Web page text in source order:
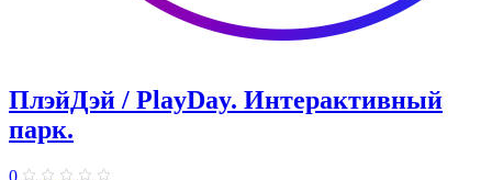
ПлэйДэй / PlayDay. ​Интерактивный
парк.
0